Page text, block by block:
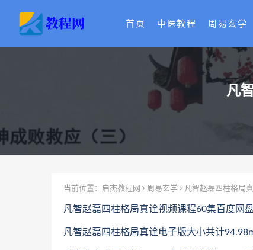
首页 中医教程 周易玄学
凡
当前位置： 启杰教程网 周易玄学 凡智赵磊四柱格局
凡智赵磊四柱格局真诠视频课程60集百度网
凡智赵磊四柱格局真诠电子版大小共计